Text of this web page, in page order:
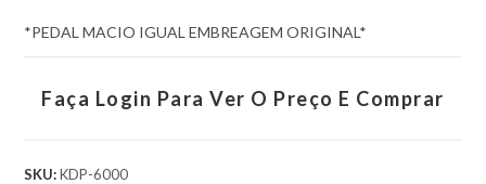
*PEDAL MACIO IGUAL EMBREAGEM ORIGINAL*
Faça Login Para Ver O Preço E Comprar
SKU:KDP-6000